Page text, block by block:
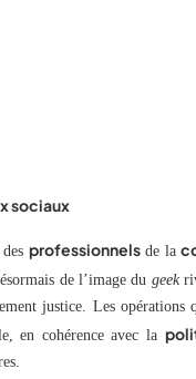
sociaux
professionnelsde la
de l’image du geek
justice. Les opérations
en cohérence avec la